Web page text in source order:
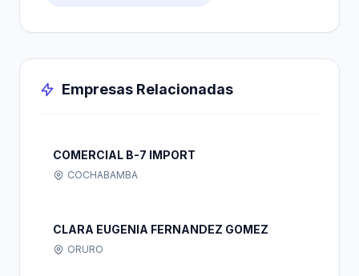
Empresas Relacionadas
COMERCIAL B-7 IMPORT
COCHABAMBA
CLARA EUGENIA FERNANDEZ GOMEZ
ORURO